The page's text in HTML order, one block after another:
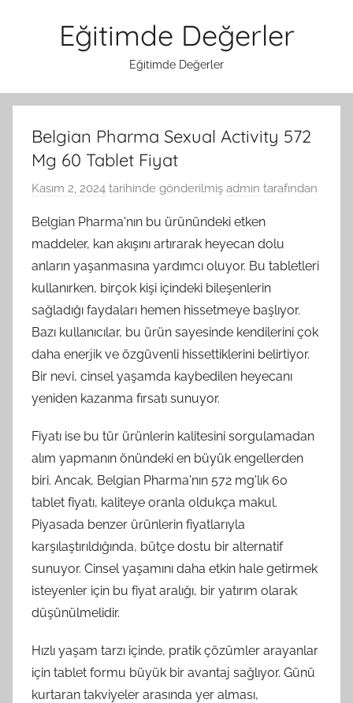
Eğitimde Değerler
Eğitimde Değerler
Belgian Pharma Sexual Activity 572
Mg 60 Tablet Fiyat
Kasım 2, 2024 tarihinde gönderilmiş admin tarafından
Belgian Pharma'nın bu ürünündeki etken
maddeler, kan akışını artırarak heyecan dolu
anların yaşanmasına yardımcı oluyor. Bu tabletleri
kullanırken, birçok kişi içindeki bileşenlerin
sağladığı faydaları hemen hissetmeye başlıyor.
Bazı kullanıcılar, bu ürün sayesinde kendilerini çok
daha enerjik ve özgüvenli hissettiklerini belirtiyor.
Bir nevi, cinsel yaşamda kaybedilen heyecanı
yeniden kazanma fırsatı sunuyor.
Fiyatı ise bu tür ürünlerin kalitesini sorgulamadan
alım yapmanın önündeki en büyük engellerden
biri. Ancak, Belgian Pharma'nın 572 mg'lık 60
tablet fiyatı, kaliteye oranla oldukça makul.
Piyasada benzer ürünlerin fiyatlarıyla
karşılaştırıldığında, bütçe dostu bir alternatif
sunuyor. Cinsel yaşamını daha etkin hale getirmek
isteyenler için bu fiyat aralığı, bir yatırım olarak
düşünülmelidir.
Hızlı yaşam tarzı içinde, pratik çözümler arayanlar
için tablet formu büyük bir avantaj sağlıyor. Günü
kurtaran takviyeler arasında yer alması,